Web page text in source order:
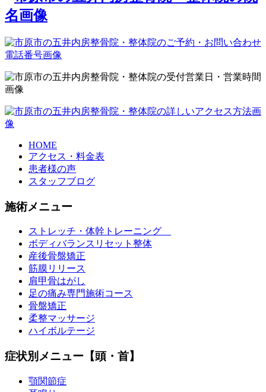
HOME
アクセス・料金表
患者様の声
スタッフブログ
施術メニュー
ストレッチ・体幹トレーニング
ボディバランスリセット整体
産後骨盤矯正
筋膜リリース
肩甲骨はがし
足の痛み専門施術コース
骨盤矯正
柔整マッサージ
ハイボルテージ
症状別メニュー【頭・首】
顎関節症